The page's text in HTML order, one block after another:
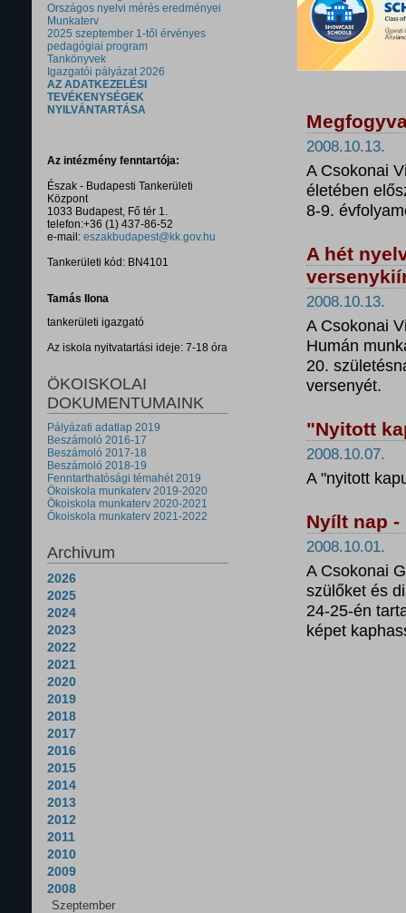
Országos nyelvi mérés eredményei
Munkaterv
2025 szeptember 1-től érvényes
pedagógiai program
Tankönyvek
Igazgatói pályázat 2026
AZ ADATKEZELÉSI
TEVÉKENYSÉGEK
NYILVÁNTARTÁSA
Az intézmény fenntartója:
Észak - Budapesti Tankerületi
Központ
1033 Budapest, Fő tér 1.
telefon:+36 (1) 437-86-52
e-mail: eszakbudapest@kk.gov.hu
Tankerületi kód: BN4101
Tamás Ilona
tankerületi igazgató
Az iskola nyitvatartási ideje: 7-18 óra
ÖKOISKOLAI
DOKUMENTUMAINK
Pályázati adatlap 2019
Beszámoló 2016-17
Beszámoló 2017-18
Beszámoló 2018-19
Fenntarthatósági témahét 2019
Ökoiskola munkaterv 2019-2020
Ökoiskola munkaterv 2020-2021
Ökoiskola munkaterv 2021-2022
Archivum
2026
2025
2024
2023
2022
2021
2020
2019
2018
2017
2016
2015
2014
2013
2012
2011
2010
2009
2008
Szeptember
2008.10.13.
A Csokonai
életében
8-9.
A hét
2008.10.13.
A Csokonai
Humán
20.
versenyét.
"Nyitott
2008.10.07.
A "nyitott
Nyílt nap
2008.10.01.
A Csokonai
szülőket és
24-25-én
képet